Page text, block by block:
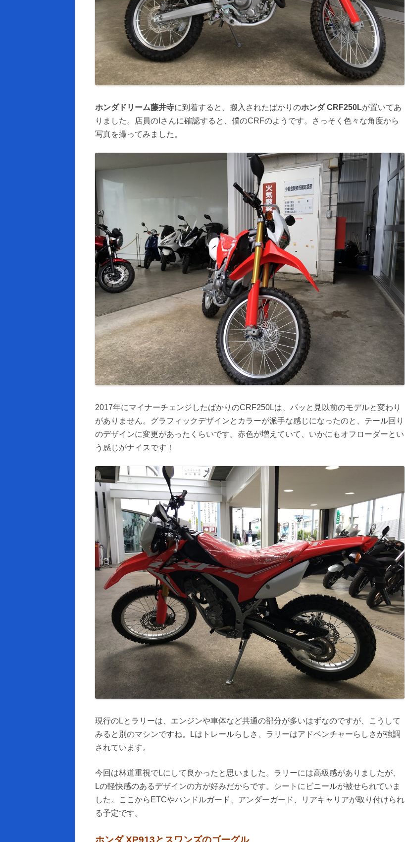
ホンダドリーム藤井寺に到着すると、搬入されたばかりのホンダ CRF250Lが置いてあ
りました。店員のIさんに確認すると、僕のCRFのようです。さっそく色々な角度から
写真を撮ってみました。
2017年にマイナーチェンジしたばかりのCRF250Lは、パッと見以前のモデルと変わり
がありません。グラフィックデザインとカラーが派手な感じになったのと、テール回り
のデザインに変更があったくらいです。赤色が増えていて、いかにもオフローダーとい
う感じがナイスです！
現行のLとラリーは、エンジンや車体など共通の部分が多いはずなのですが、こうして
みると別のマシンですね。Lはトレールらしさ、ラリーはアドベンチャーらしさが強調
されています。
今回は林道重視でLにして良かったと思いました。ラリーには高級感がありましたが、
Lの軽快感のあるデザインの方が好みだからです。
シートにビニールが被せられていま
した。ここからETCやハンドルガード、アンダーガード、リアキャリアが取り付けられ
る予定です。
ホンダ XP913とスワンズのゴーグル